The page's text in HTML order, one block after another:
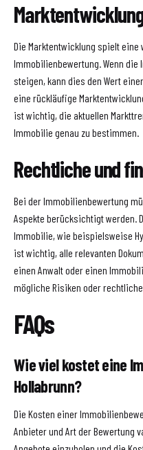
Die Marktentwicklung spielt
Immobilienbewertung. Wenn
steigen, kann dies den Wert
eine rückläufige
ist wichtig, die aktuellen
Immobilie genau zu bestimmen.
Rechtliche und
Bei der Immobilienbewertung
Aspekte berücksichtigt werden.
Immobilie, wie beispielsweise
ist wichtig, alle relevanten
einen Anwalt oder einen
mögliche Risiken oder
FAQs
Wie viel kostet eine
Hollabrunn?
Die Kosten einer
Anbieter und Art der Bewertung